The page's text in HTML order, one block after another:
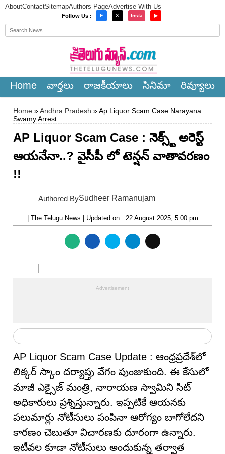
AboutContactSitemapAuthors PageAdvertise With Us
Follow Us : F X Insta ▶
Home వార్త‌లు రాజ‌కీయాలు సినిమా రివ్యూలు
Home »Andhra Pradesh » Ap Liquor Scam Case Narayana
Swamy Arrest
AP Liquor Scam Case : నెక్స్ట్ అరెస్ట్
ఆయనేనా..? వైసీపీ లో టెన్షన్ వాతావరణం
!!
Authored BySudheer Ramanujam
| The Telugu News | Updated on : 22 August 2025, 5:00 pm
AP Liquor Scam Case Update : ఆంధ్రప్రదేశ్‌లో
లిక్కర్ స్కాం దర్యాప్తు వేగం పుంజుకుంది. ఈ కేసులో
మాజీ ఎక్సైజ్ మంత్రి, నారాయణ స్వామిని సిట్
అధికారులు ప్రశ్నిస్తున్నారు. ఇప్పటికే ఆయనకు
పలుమార్లు నోటీసులు పంపినా ఆరోగ్యం బాగోలేదని
కారణం చెబుతూ విచారణకు దూరంగా ఉన్నారు.
ఇటీవల కూడా నోటీసులు అందుకున్న తర్వాత